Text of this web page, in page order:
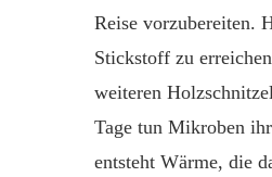
Reise vorzubereiten.
Stickstoff zu
weiteren
Tage tun Mikroben
entsteht Wärme, die